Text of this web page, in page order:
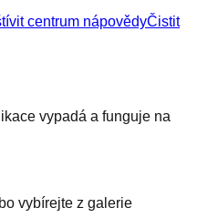
centrum nápovědyČistit
vypadá a funguje na
vybírejte z galerie